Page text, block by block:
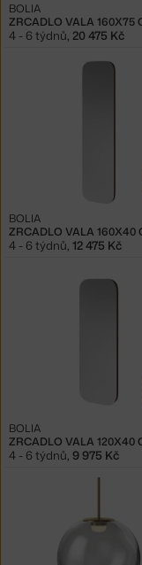
BOLIA
4 - 6 týdnů, 20 475 Kč
BOLIA
4 - 6 týdnů, 12 475 Kč
BOLIA
4 - 6 týdnů, 9 975 Kč